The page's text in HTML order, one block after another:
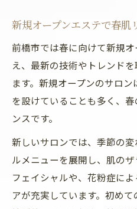
ホットペッパービ
今流行りのエステ
春におすすめのエ
今話題のニューオープ
ホットペッパービ
体験
今流行りのエステ
ニューオープンエ
新規オープンエステで春肌
前橋市では春に向けて新規
え、最新の技術やトレンド
ます。新規オープンのサロ
を設けていることも多く、
ンスです。
新しいサロンでは、季節の
ルメニューを展開し、肌の
フェイシャルや、花粉症に
アが充実しています。初め